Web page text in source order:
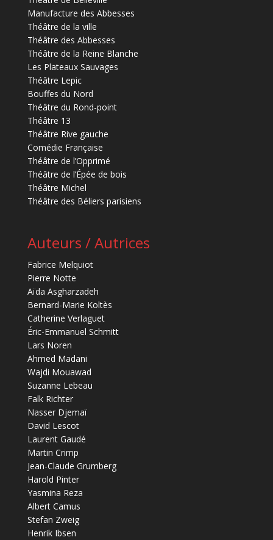
Manufacture des Abbesses
Théâtre de la ville
Théâtre des Abbesses
Théâtre de la Reine Blanche
Les Plateaux Sauvages
Théâtre Lepic
Bouffes du Nord
Théâtre du Rond-point
Théâtre 13
Théâtre Rive gauche
Comédie Française
Théâtre de l’Opprimé
Théâtre de l’Épée de bois
Théâtre Michel
Théâtre des Béliers parisiens
Auteurs / Autrices
Fabrice Melquiot
Pierre Notte
Aïda Asgharzadeh
Bernard-Marie Koltès
Catherine Verlaguet
Éric-Emmanuel Schmitt
Lars Noren
Ahmed Madani
Wajdi Mouawad
Suzanne Lebeau
Falk Richter
Nasser Djemaï
David Lescot
Laurent Gaudé
Martin Crimp
Jean-Claude Grumberg
Harold Pinter
Yasmina Reza
Albert Camus
Stefan Zweig
Henrik Ibsen